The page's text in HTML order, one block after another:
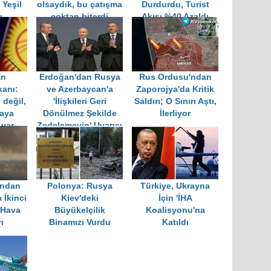
olsaydık, bu çatışma
çoktan biterdi
Durdurdu, Turist
Akışı %40 Azaldı
değil,
var
Erdoğan'dan Rusya
ve Azerbaycan'a
'İlişkileri Geri
Dönülmez Şekilde
Zedelemeyin' Uyarısı
Rus Ordusu'ndan
Zaporojya'da Kritik
Saldırı; O Sınırı Aştı,
İlerliyor
İkinci
Polonya: Rusya
Kiev'deki
Büyükelçilik
Binamızı Vurdu
Türkiye, Ukrayna
İçin 'İHA
Koalisyonu'na
Katıldı